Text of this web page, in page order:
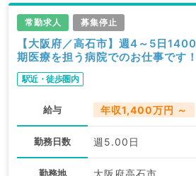
常勤求人 募集停止
【大阪府／高石市】週4～5日
期医療を担う病院でのお仕事です
駅近・徒歩圏内
給与 年収1,400万円 ～
勤務日数 週5.00日
勤務地 大阪府高石市